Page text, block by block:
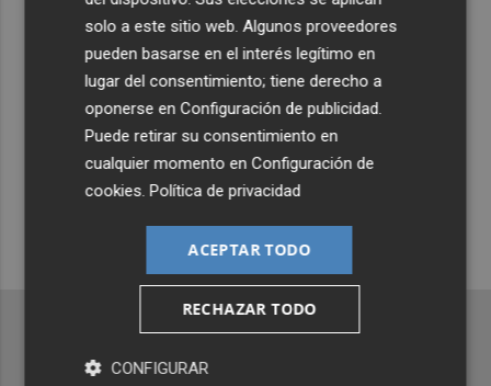
Lo Más Escuchado
Suscríbete al canal de
Whatsapp
Siempre al día de las últimas noticias
solo a este sitio web. Algunos proveedores
pueden basarse en el interés legítimo en
lugar del consentimiento; tiene derecho a
oponerse enConfiguración de publicidad.
Puede retirar su consentimiento en
cualquier momento enConfiguración de
cookies.Política de privacidad
ACEPTAR TODO
RECHAZAR TODO
CONFIGURAR